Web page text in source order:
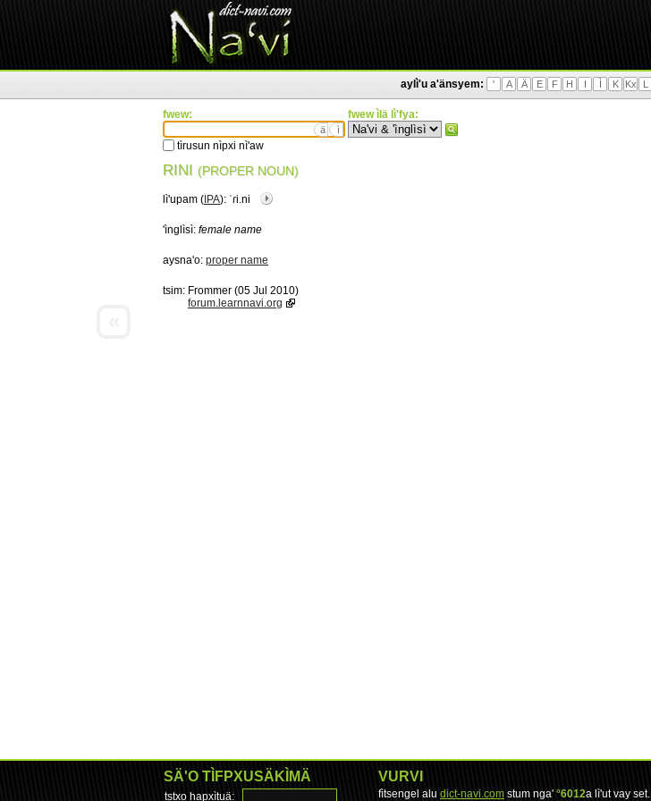
aylì'u a'änsyem: ' A Ä E F H I Ì K Kx L
fwew:
ä ì
tìrusun nìpxi nì'aw
fwew ìlä lì'fya:
RINI (PROPER NOUN)
lì'upam ( IPA): ˈɾi.ni
'ìnglìsì: female name
aysna'o: proper name
tsim: Frommer (05 Jul 2010)
forum.learnnavi.org
SÄ'O TÌFPXUSÄKÌMÄ
tstxo hapxìtuä:
VURVI
fìtsengel alu dict-navi.com stum nga' °6012a lì'ut vay set.